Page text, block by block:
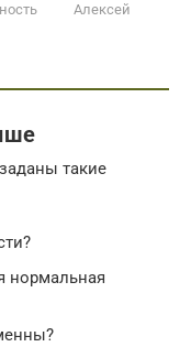
Алексей
такие
нормальная